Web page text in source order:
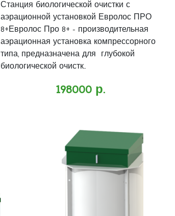
Станция биологической очистки с
аэрационной установкой Евролос ПРО
8+Евролос Про 8+ - производительная
аэрационная установка компрессорного
типа, предназначена для глубокой
биологической очистк..
198000 р.